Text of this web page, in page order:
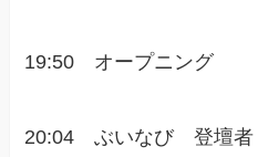
19:50 オープニング
20:04 ぶいなび 登壇者